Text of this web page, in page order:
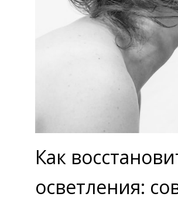
Как
осветления: